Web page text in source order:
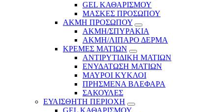
GEL ΚΑΘΑΡΙΣΜΟΥ
ΜΑΣΚΕΣ ΠΡΟΣΩΠΟΥ
ΑΚΜΗ ΠΡΟΣΩΠΟΥ
ΑΚΜΗ/ΣΠΥΡΑΚΙΑ
ΑΚΜΗ/ΛΙΠΑΡΟ ΔΕΡΜΑ
ΚΡΕΜΕΣ ΜΑΤΙΩΝ
ΑΝΤΙΡΥΤΙΔΙΚΗ ΜΑΤΙΩΝ
ΕΝΥΔΑΤΩΣΗ ΜΑΤΙΩΝ
ΜΑΥΡΟΙ ΚΥΚΛΟΙ
ΠΡΗΣΜΕΝΑ ΒΛΕΦΑΡΑ
ΣΑΚΟΥΛΕΣ
ΕΥΑΙΣΘΗΤΗ ΠΕΡΙΟΧΗ
GEL ΚΑΘΑΡΙΣΜΟΥ